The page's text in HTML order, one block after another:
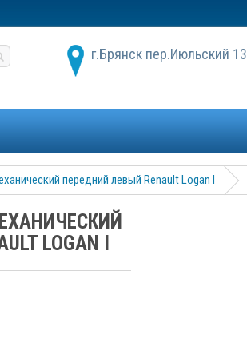
г.Брянск пер.Июльский 13
передний левый Renault Logan I
LOGAN I